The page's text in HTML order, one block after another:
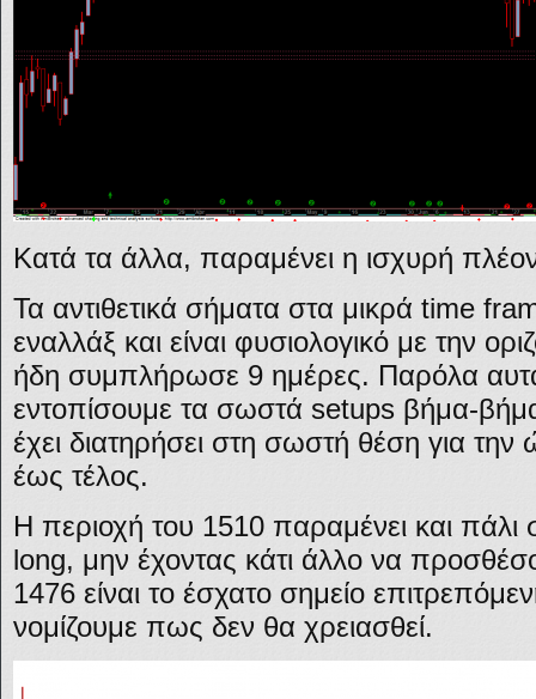
Κατά τα άλλα, παραμένει η ισχυρή
Τα αντιθετικά σήματα στα μικρά time
εναλλάξ και είναι φυσιολογικό με την
ήδη συμπλήρωσε 9 ημέρες. Παρόλα
εντοπίσουμε τα σωστά setups βήμα-
έχει διατηρήσει στη σωστή θέση για την
έως τέλος.
Η περιοχή του 1510 παραμένει και πάλι
long, μην έχοντας κάτι άλλο να
1476 είναι το έσχατο σημείο
νομίζουμε πως δεν θα χρειασθεί.